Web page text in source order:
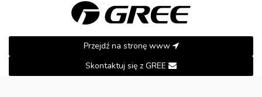
Przejdź na stronę www
Skontaktuj się z GREE